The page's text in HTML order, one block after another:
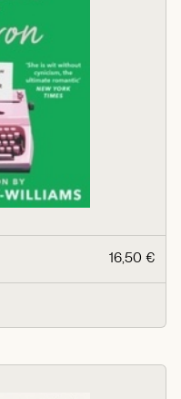
16,50 €